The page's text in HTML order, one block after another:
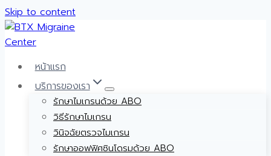
Skip to content
หน้าแรก
บริการของเรา
รักษาไมเกรนด้วย ABO
วิธีรักษาไมเกรน
วินิจฉัยตรวจไมเกรน
รักษาออฟฟิศซินโดรมด้วย ABO